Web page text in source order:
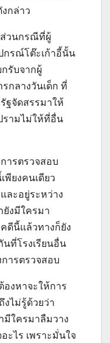
กล่าว
ส่วนกรณีที่ผู้
กรณ์โต๊ะเก้าอี้นั้น
กรับจากผู้
กลางวันเด็ก ที่
ฐจัดสรรมาให้
รามไม่ให้ที่อื่น
ารตรวจสอบ
ยงคนเดียว
ละอยู่ระหว่าง
ยังมีใครมา
ดีนี้แล้วทางก็ยัง
นที่โรงเรียนอื่น
ารตรวจสอบ
องหาจะให้การ
งไม่รู้ด้วยว่า
มีใครมาลืมวาง
ะไร เพราะมั่นใจ